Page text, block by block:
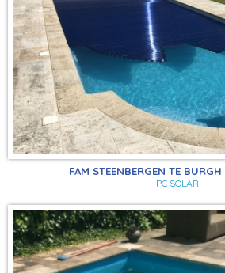
FAM STEENBERGEN TE
PC SOLAR